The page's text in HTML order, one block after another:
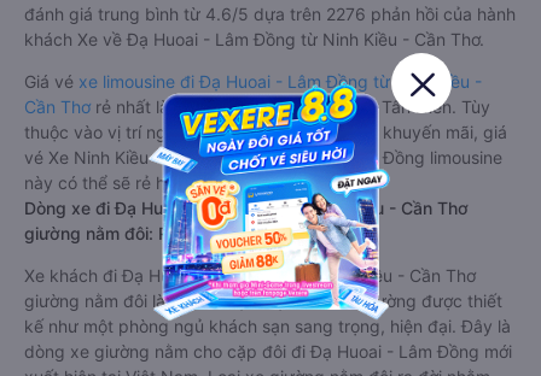
đánh giá trung bình từ 4.6/5 dựa trên 2276 phản hồi của hành
khách Xe về Đạ Huoai - Lâm Đồng từ Ninh Kiều - Cần Thơ.
Giá vé xe limousine đi Đạ Huoai - Lâm Đồng từ Ninh Kiều -
Cần Thơ rẻ nhất là 520000VND của hãng xe Tân Niên. Tùy
thuộc vào vị trí ngồi của bạn và chương trình khuyến mãi, giá
vé Xe Ninh Kiều - Cần Thơ đi Đạ Huoai - Lâm Đồng limousine
này có thể sẽ rẻ hơn
Dòng xe đi Đạ Huoai - Lâm Đồng từ Ninh Kiều - Cần Thơ
giường nằm đôi: Riêng tư, đầy đủ tiện nghi
Xe khách đi Đạ Huoai - Lâm Đồng từ Ninh Kiều - Cần Thơ
giường nằm đôi là loại xe đặc biệt. Với mỗi giường được thiết
kế như một phòng ngủ khách sạn sang trọng, hiện đại. Đây là
dòng xe giường nằm cho cặp đôi đi Đạ Huoai - Lâm Đồng mới